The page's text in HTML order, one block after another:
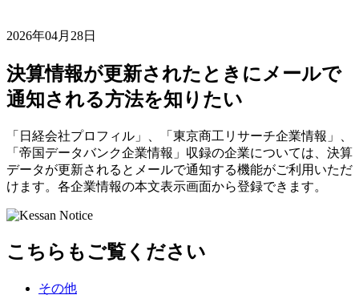
2026年04月28日
決算情報が更新されたときにメールで
通知される方法を知りたい
「日経会社プロフィル」、「東京商工リサーチ企業情報」、
「帝国データバンク企業情報」収録の企業については、決算
データが更新されるとメールで通知する機能がご利用いただ
けます。各企業情報の本文表示画面から登録できます。
こちらもご覧ください
その他